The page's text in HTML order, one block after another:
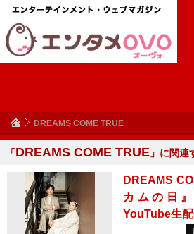
DREAMS COME TRUE
「DREAMS COME TRUE 」に関連
DREAMS
カムの日
YouTube生